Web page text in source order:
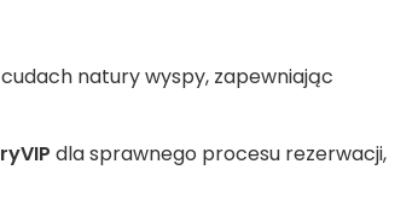
natury wyspy, zapewniając
dla sprawnego procesu rezerwacji,